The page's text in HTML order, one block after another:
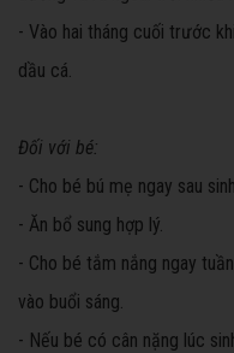
- Vào hai tháng cuối trước
dầu cá.
Đối với bé:
- Cho bé bú mẹ ngay sau
- Ăn bổ sung hợp lý.
- Cho bé tắm nắng ngay
vào buổi sáng.
- Nếu bé có cân nặng lúc